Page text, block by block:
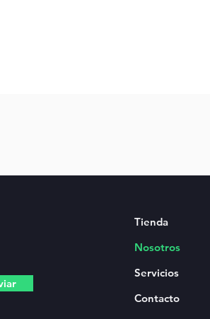
Tienda
Nosotros
Servicios
Contacto